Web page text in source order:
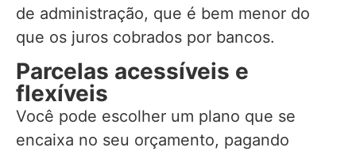
de administração, que é bem menor do
que os juros cobrados por bancos.
Parcelas acessíveis e
flexíveis
Você pode escolher um plano que se
encaixa no seu orçamento, pagando